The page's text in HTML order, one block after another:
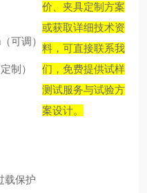
可调）
制）
载保护
价、夹具定制方案
或获取详细技术资
料，可直接联系我
们，免费提供试样
测试服务与试验方
案设计。